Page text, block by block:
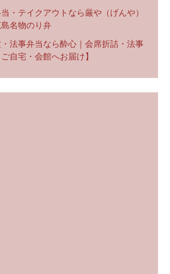
・テイクアウトなら厳や（げんや）
名物のり弁
法事弁当なら酔心｜会席折詰・法事
自宅・会館へお届け】